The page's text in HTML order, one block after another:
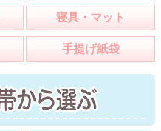
寝具・マット
手提げ紙袋